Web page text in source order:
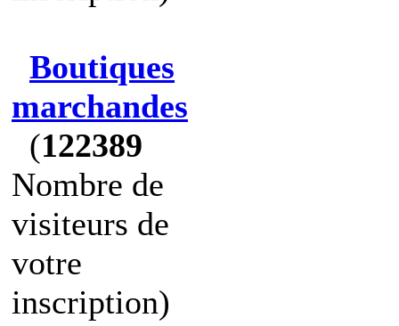
Boutiques
marchandes
(122389
Nombre de
visiteurs de
votre
inscription)